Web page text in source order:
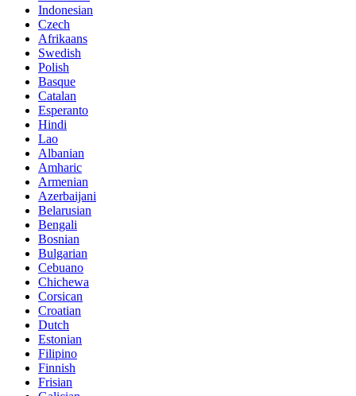
Indonesian
Czech
Afrikaans
Swedish
Polish
Basque
Catalan
Esperanto
Hindi
Lao
Albanian
Amharic
Armenian
Azerbaijani
Belarusian
Bengali
Bosnian
Bulgarian
Cebuano
Chichewa
Corsican
Croatian
Dutch
Estonian
Filipino
Finnish
Frisian